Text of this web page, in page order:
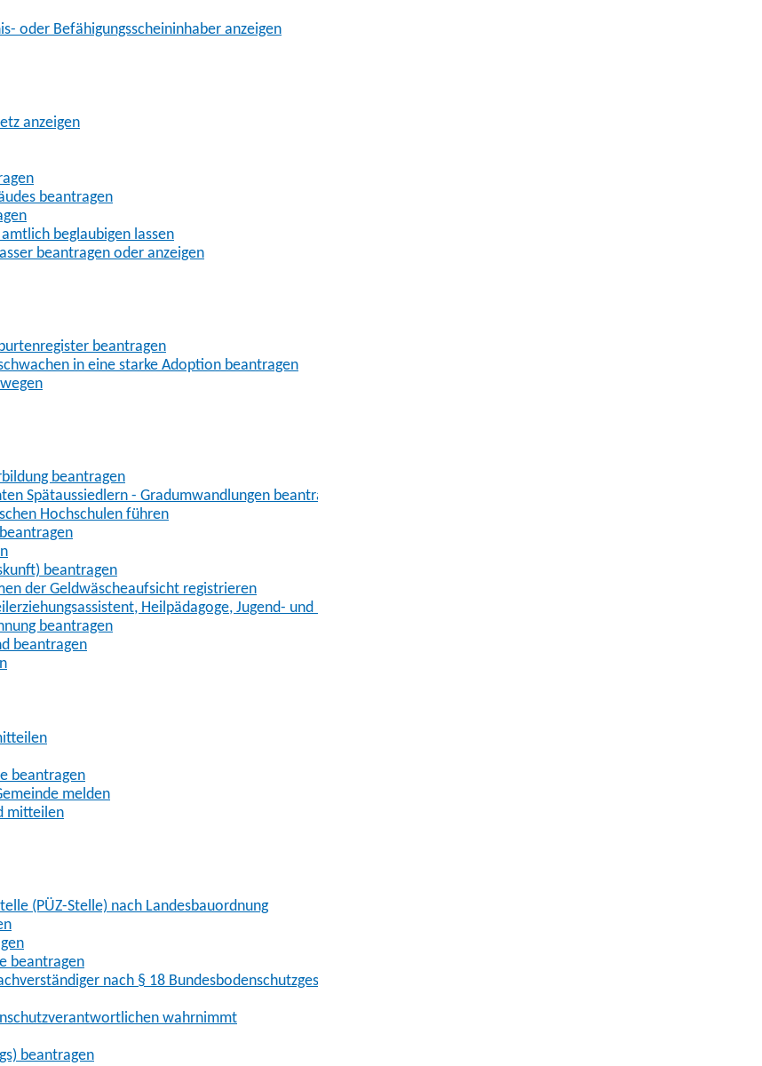
oder Befähigungsscheininhaber anzeigen
anzeigen
beantragen
beglaubigen lassen
beantragen oder anzeigen
beantragen
in eine starke Adoption beantragen
beantragen
Spätaussiedlern - Gradumwandlungen beantragen
Hochschulen führen
beantragen
der Geldwäscheaufsicht registrieren
Heilpädagoge, Jugend- und Heimerzieher, Sozialarbeiter, Sozialpädagoge mit ausländischer
beantragen
beantragen
beantragen
melden
mitteilen
(PÜZ-Stelle) nach Landesbauordnung
beantragen
nach § 18 Bundesbodenschutzgesetz
wahrnimmt
beantragen